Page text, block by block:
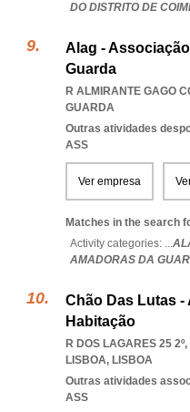
DO DISTRITO DE
Alag -
Guarda
R ALMIRANTE GAGO
GUARDA
Outras atividades
ASS
Ver empresa
Matches in the search
Activity categories: ...
AMADORAS DA
Chão Das Lutas
Habitação
R DOS LAGARES 25
LISBOA, LISBOA
Outras atividades
ASS